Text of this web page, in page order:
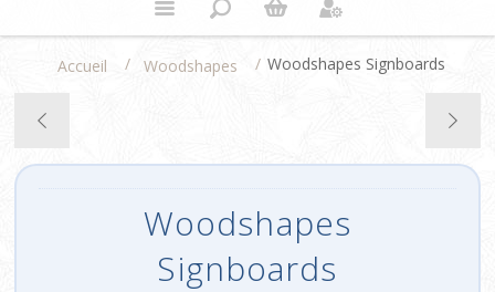
Accueil / Woodshapes / Woodshapes Signboards
Woodshapes
Signboards